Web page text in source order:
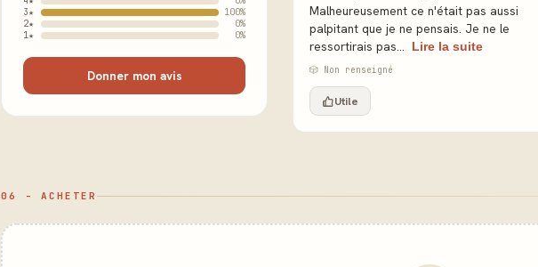
3★
100%
2★
0%
1★
0%
Donner mon avis
Malheureusement ce n'était pas aussi
palpitant que je ne pensais. Je ne le
ressortirais pas...
Lire la suite
🎲 Non renseigné
Utile
06 - ACHETER